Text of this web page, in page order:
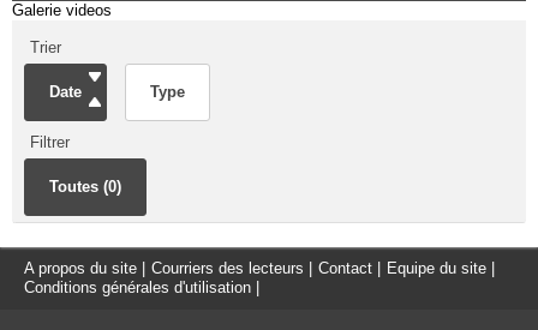
Galerie videos
Trier
Date Type
Filtrer
Toutes (0)
A propos du site Courriers des lecteurs Contact Equipe du site
Conditions générales d'utilisation